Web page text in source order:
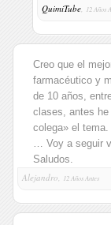
QuimiTube, 12 Años
Creo que el
farmacéutico y
de 10 años,
clases, antes
colega» el
… Voy a seguir
Saludos.
Alejandro,
12 Años Antes